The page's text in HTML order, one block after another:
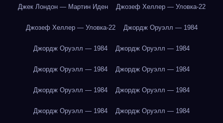
Джек Лондон — Мартин Иден Джозеф Хеллер — Уловка-22
Джозеф Хеллер — Уловка-22 Джордж Оруэлл — 1984
Джордж Оруэлл — 1984 Джордж Оруэлл — 1984
Джордж Оруэлл — 1984 Джордж Оруэлл — 1984
Джордж Оруэлл — 1984 Джордж Оруэлл — 1984
Джордж Оруэлл — 1984 Джордж Оруэлл — 1984